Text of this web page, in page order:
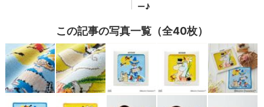
この記事の写真一覧（全40枚）